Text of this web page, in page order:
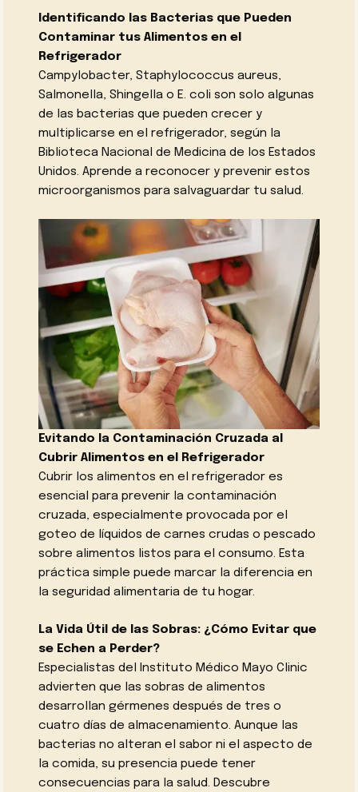
Identificando las Bacterias que Pueden
Contaminar tus Alimentos en el
Refrigerador
Campylobacter, Staphylococcus aureus,
Salmonella, Shingella o E. coli son solo algunas
de las bacterias que pueden crecer y
multiplicarse en el refrigerador, según la
Biblioteca Nacional de Medicina de los Estados
Unidos. Aprende a reconocer y prevenir estos
microorganismos para salvaguardar tu salud.
Evitando la Contaminación Cruzada al
Cubrir Alimentos en el Refrigerador
Cubrir los alimentos en el refrigerador es
esencial para prevenir la contaminación
cruzada, especialmente provocada por el
goteo de líquidos de carnes crudas o pescado
sobre alimentos listos para el consumo. Esta
práctica simple puede marcar la diferencia en
la seguridad alimentaria de tu hogar.
La Vida Útil de las Sobras: ¿Cómo Evitar que
se Echen a Perder?
Especialistas del Instituto Médico Mayo Clinic
advierten que las sobras de alimentos
desarrollan gérmenes después de tres o
cuatro días de almacenamiento. Aunque las
bacterias no alteran el sabor ni el aspecto de
la comida, su presencia puede tener
consecuencias para la salud. Descubre